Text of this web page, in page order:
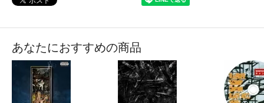
あなたにおすすめの商品